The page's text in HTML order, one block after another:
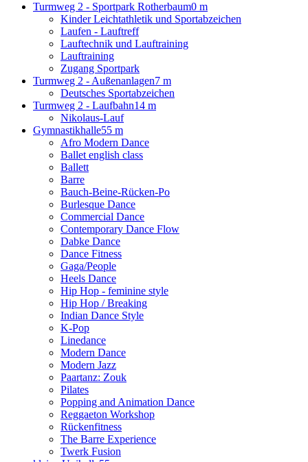
Turmweg 2 - Sportpark Rotherbaum0 m
Kinder Leichtathletik und Sportabzeichen
Laufen - Lauftreff
Lauftechnik und Lauftraining
Lauftraining
Zugang Sportpark
Turmweg 2 - Außenanlagen7 m
Deutsches Sportabzeichen
Turmweg 2 - Laufbahn14 m
Nikolaus-Lauf
Gymnastikhalle55 m
Afro Modern Dance
Ballet english class
Ballett
Barre
Bauch-Beine-Rücken-Po
Burlesque Dance
Commercial Dance
Contemporary Dance Flow
Dabke Dance
Dance Fitness
Gaga/People
Heels Dance
Hip Hop - feminine style
Hip Hop / Breaking
Indian Dance Style
K-Pop
Linedance
Modern Dance
Modern Jazz
Paartanz: Zouk
Pilates
Popping and Animation Dance
Reggaeton Workshop
Rückenfitness
The Barre Experience
Twerk Fusion